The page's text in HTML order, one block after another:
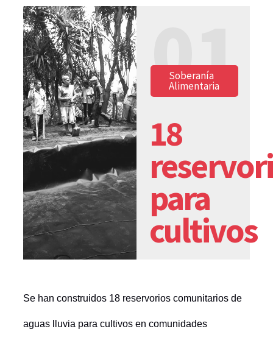
Soberanía
Alimentaria
18
para
cultivos
01
Se han construidos 18 reservorios comunitarios de
aguas lluvia para cultivos en comunidades